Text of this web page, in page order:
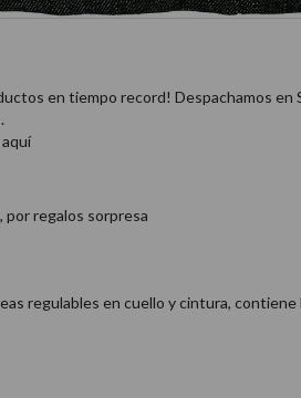
en tiempo record! Despachamos en
por regalos sorpresa
regulables en cuello y cintura,